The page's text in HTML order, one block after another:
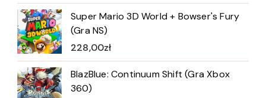
Super Mario 3D World + Bowser's Fury
(Gra NS)
228,00zł
BlazBlue: Continuum Shift (Gra Xbox
360)